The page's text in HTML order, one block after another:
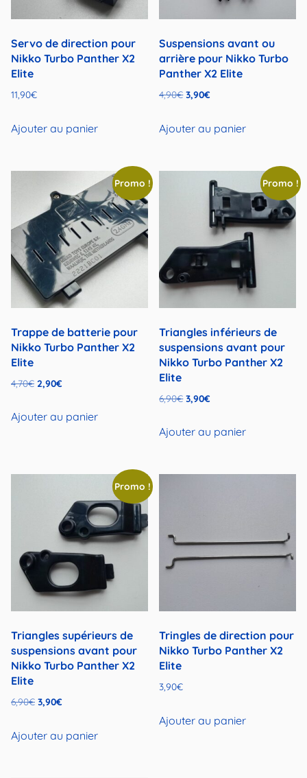
Servo de direction pour
Nikko Turbo Panther X2
Elite
11,90€
Ajouter au panier
Suspensions avant ou
arrière pour Nikko Turbo
Panther X2 Elite
4,90€ Le
initial
3,90€Le
actuel
Ajouter au panier
Promo !
Trappe de batterie pour
Nikko Turbo Panther X2
Elite
4,70€ Le
initial
2,90€Le
actuel
Ajouter au panier
Promo !
Triangles inférieurs de
suspensions avant pour
Nikko Turbo Panther X2
Elite
6,90€ Le
initial
3,90€Le
actuel
Ajouter au panier
Promo !
Triangles supérieurs de
suspensions avant pour
Nikko Turbo Panther X2
Elite
6,90€ Le
initial
3,90€Le
actuel
Ajouter au panier
Tringles de direction pour
Nikko Turbo Panther X2
Elite
3,90€
Ajouter au panier